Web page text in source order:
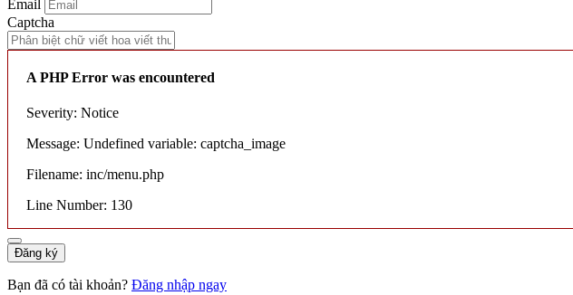
Email
Captcha
A PHP Error was encountered
Severity: Notice
Message: Undefined variable: captcha_image
Filename: inc/menu.php
Line Number: 130
Đăng ký
Bạn đã có tài khoản? Đăng nhập ngay